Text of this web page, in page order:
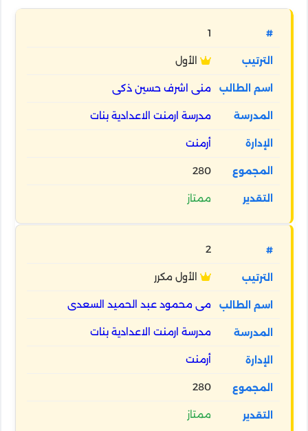
1
الأول
منى اشرف حسين ذكى
مدرسة ارمنت الاعدادية بنات
أرمنت
280
ممتاز
2
الأول مكرر
مى محمود عبد الحميد السعدى
مدرسة ارمنت الاعدادية بنات
أرمنت
280
ممتاز